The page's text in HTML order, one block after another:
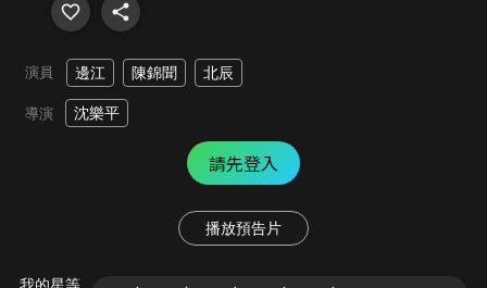
演員 邊江 陳錦聞 北辰
導演 沈樂平
請先登入
播放預告片